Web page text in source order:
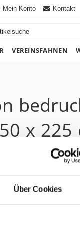
Über Cookies
Mein Konto Kontakt
VEREINSFAHNEN
x 225